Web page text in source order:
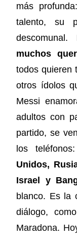
más
talento, su
descomunal.
muchos
todos quieren
otros ídolos
Messi
adultos con
partido, se
los teléfonos:
Unidos,
Israel y
blanco. Es la
diálogo,
Maradona.